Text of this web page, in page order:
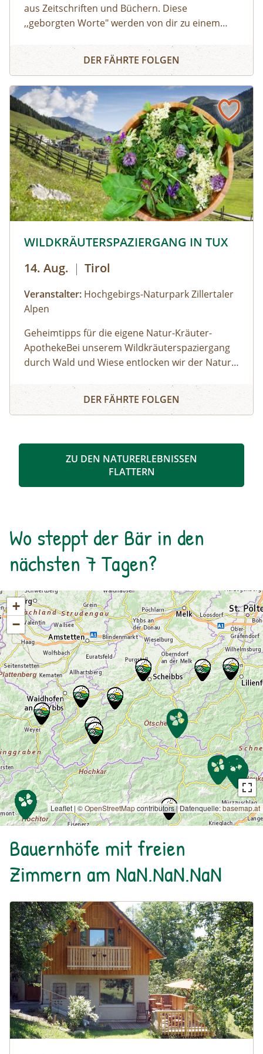
aus Zeitschriften und Büchern. Diese
,,geborgten Worte" werden von dir zu einem
Worte können herumgeschoben oder
zurechtgeschnitten werden, bis eine für dich
Collagetechnik entstehen Bilder im Kopf. Diese
Bilder und momentane Gefühle können im
Anschluss mit unterschiedlichen Materealien
auf Papier gemalt werden. Der zuvor
entstandene Text wird als Abschluss auf das
gemalte Bild geklebt.
Wort Collage
DER FÄHRTE FOLGEN
© © Hochgebirgs-Naturpark Zillertaler Alpen
WILDKRÄUTERSPAZIERGANG IN TUX
14. Aug. | Tirol
Veranstalter: Hochgebirgs-Naturpark Zillertaler
Alpen
Geheimtipps für die eigene Natur-Kräuter-
ApothekeBei unserem Wildkräuterspaziergang
durch Wald und Wiese entlocken wir der Natur
der Alpenkräuter. Diese tolle Natur-Apotheke ist
vor unserer Haustür. Der richtige
Kräutern, Baum-Harzen und Wurzeln und
Apotheke der Natur – Im Naturparkhaus im
Bergsteigerdorf Ginzling und in der Tyrolia
Mayrhofen erhältllich!
WILDKRÄUTERSPAZIERGANG IN TUX
DER FÄHRTE FOLGEN
ZU DEN NATURERLEBNISSEN
FLATTERN
Wo steppt der Bär in den
nächsten 7 Tagen?
+
−
Leaflet | ©OpenStreetMapcontributors|Datenquelle:basemap.at
Bauernhöfe mit freien
Zimmern am NaN.NaN.NaN
Urlaub am Bauernhof: Biohof Prannleithen